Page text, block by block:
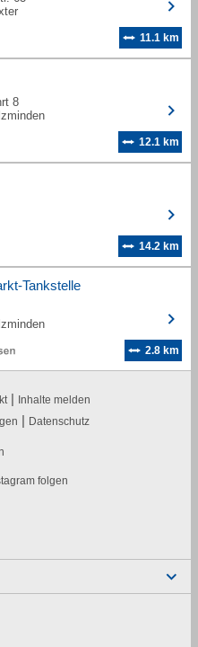
11.1 km
8
12.1 km
14.2 km
Tankstelle
2.8 km
| Inhalte melden
| Datenschutz
folgen